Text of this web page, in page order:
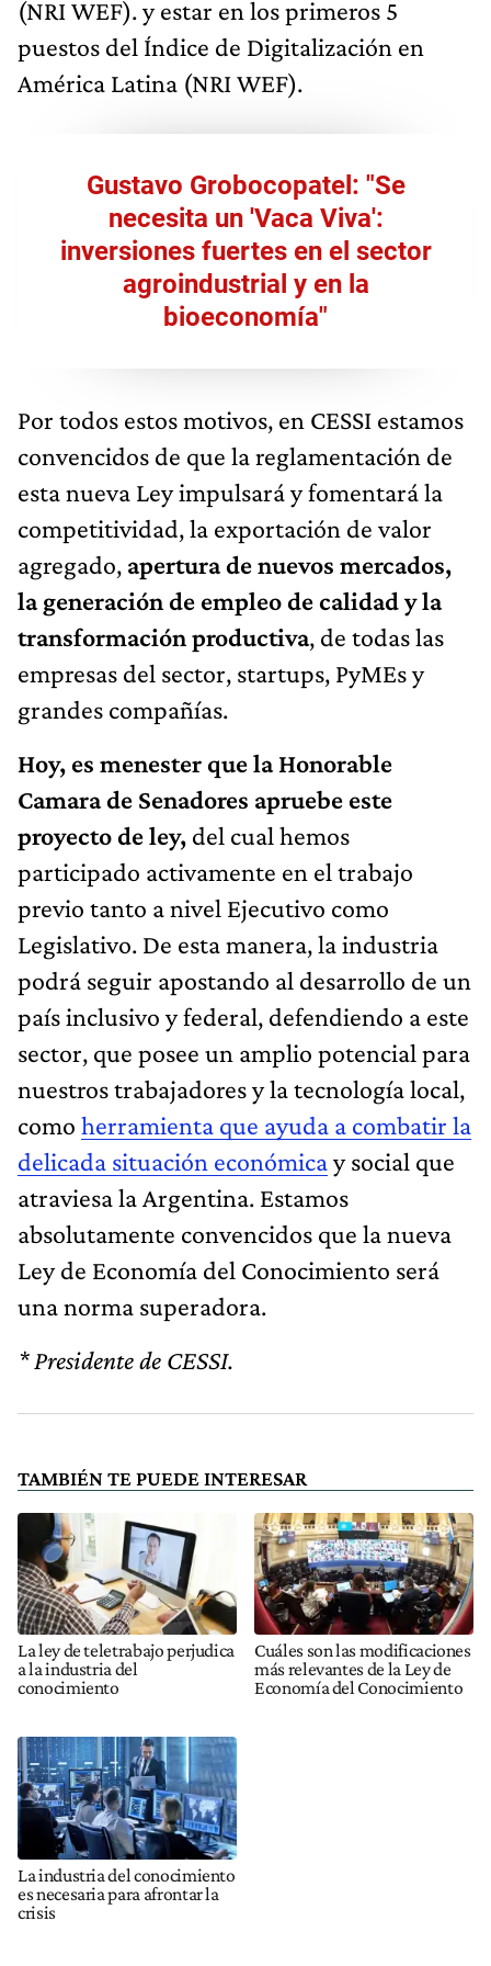
(NRI WEF). y estar en los primeros 5
puestos del Índice de Digitalización en
América Latina (NRI WEF).
Gustavo Grobocopatel: "Se
necesita un 'Vaca Viva':
inversiones fuertes en el sector
agroindustrial y en la
bioeconomía"
Por todos estos motivos, en CESSI estamos
convencidos de que la reglamentación de
esta nueva Ley impulsará y fomentará la
competitividad, la exportación de valor
agregado, apertura de nuevos mercados,
la generación de empleo de calidad y la
transformación productiva, de todas las
empresas del sector, startups, PyMEs y
grandes compañías.
Hoy, es menester que la Honorable
Camara de Senadores apruebe este
proyecto de ley, del cual hemos
participado activamente en el trabajo
previo tanto a nivel Ejecutivo como
Legislativo. De esta manera, la industria
podrá seguir apostando al desarrollo de un
país inclusivo y federal, defendiendo a este
sector, que posee un amplio potencial para
nuestros trabajadores y la tecnología local,
como herramienta que ayuda a combatir la
delicada situación económicay social que
atraviesa la Argentina. Estamos
absolutamente convencidos que la nueva
Ley de Economía del Conocimiento será
una norma superadora.
* Presidente de CESSI.
TAMBIÉN TE PUEDE INTERESAR
La ley de teletrabajo perjudica
a la industria del
conocimiento
Cuáles son las modificaciones
más relevantes de la Ley de
Economía del Conocimiento
La industria del conocimiento
es necesaria para afrontar la
crisis